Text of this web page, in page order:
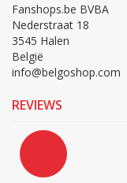
Fanshops.be BVBA
Nederstraat 18
3545 Halen
België
info@belgoshop.com
REVIEWS